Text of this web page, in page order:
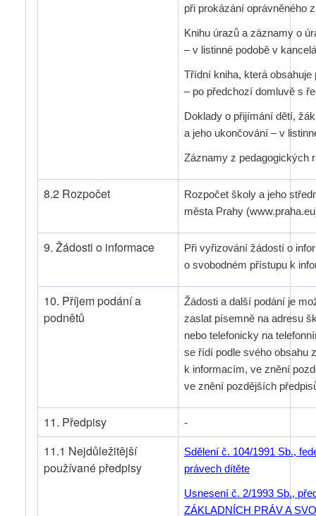
při prokázání oprávněného
Knihu úrazů a záznamy o
– v listinné podobě v
Třídní kniha, která
– po předchozí domluvě s
Doklady o přijímání dětí,
a jeho ukončování – v
Záznamy z pedagogických
8.2 Rozpočet
Rozpočet školy a jeho
města Prahy
9. Žádosti o informace
Při vyřizování žádostí o
o svobodném přístupu k
10. Příjem podání a
podnětů
Žádosti a další podání je
zaslat písemně na adresu
nebo telefonicky na
se řídí podle svého obsahu
k informacím, ve znění
ve znění pozdějších
11. Předpisy
-
11.1 Nejdůležitější
používané předpisy
Sdělení č. 104/1991 Sb.,
právech dítěte
Usnesení č. 2/1993 Sb.,
ZÁKLADNÍCH PRÁV A